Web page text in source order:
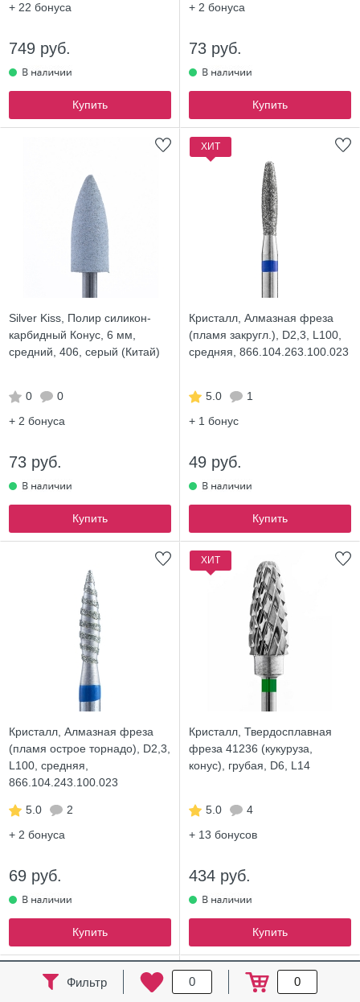
Фильтр 0 0
+ 22 бонуса
749 руб.
Купить
+ 2 бонуса
73 руб.
Купить
Silver Kiss, Полир силикон-
карбидный Конус, 6 мм,
средний, 406, серый (Китай)
0
0
+ 2 бонуса
73 руб.
Купить
ХИТ
Кристалл, Алмазная фреза
(пламя закругл.), D2,3, L100,
средняя, 866.104.263.100.023
5.0
1
+ 1 бонус
49 руб.
Купить
Кристалл, Алмазная фреза
(пламя острое торнадо), D2,3,
L100, средняя,
866.104.243.100.023
5.0
2
+ 2 бонуса
69 руб.
Купить
ХИТ
Кристалл, Твердосплавная
фреза 41236 (кукуруза,
конус), грубая, D6, L14
5.0
4
+ 13 бонусов
434 руб.
Купить
ХИТ